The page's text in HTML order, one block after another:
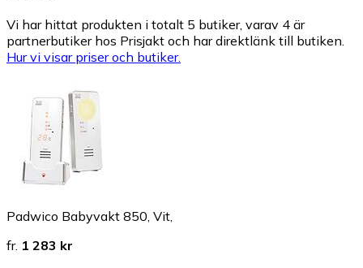
Vi har hittat produkten i totalt 5 butiker, varav 4 är
partnerbutiker hos Prisjakt och har direktlänk till butiken.
Hur vi visar priser och butiker.
Padwico Babyvakt 850, Vit,
fr. 1 283 kr